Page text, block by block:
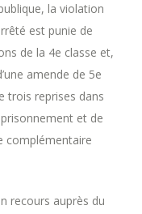
la violation
est punie de
de la 4e classe et,
amende de 5e
trois reprises dans
et de
complémentaire
recours auprès du